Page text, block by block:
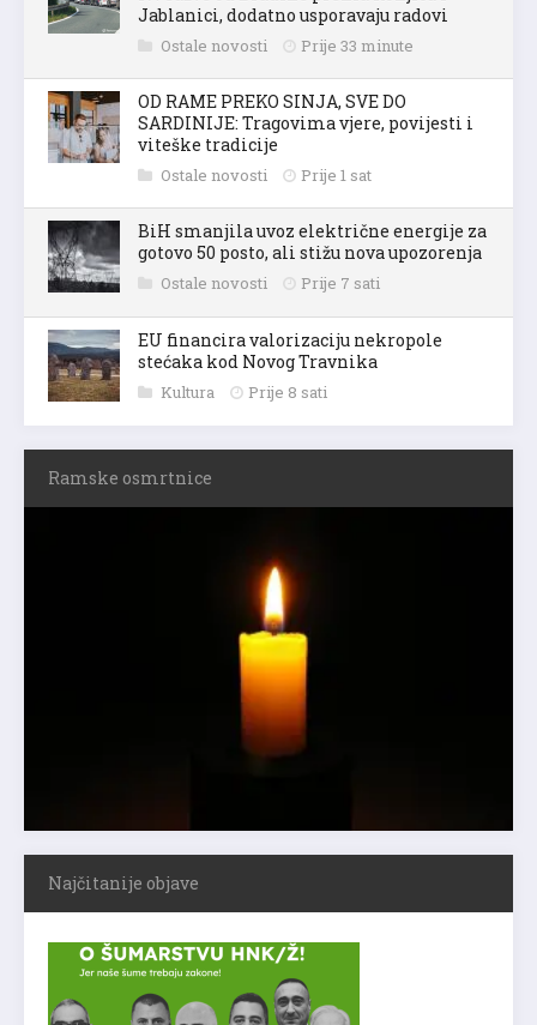
Jablanici, dodatno usporavaju radovi
Ostale novosti Prije 33 minute
OD RAME PREKO SINJA, SVE DO
SARDINIJE: Tragovima vjere, povijesti i
viteške tradicije
Ostale novosti Prije 1 sat
BiH smanjila uvoz električne energije za
gotovo 50 posto, ali stižu nova upozorenja
Ostale novosti Prije 7 sati
EU financira valorizaciju nekropole
stećaka kod Novog Travnika
Kultura Prije 8 sati
Ramske osmrtnice
Najčitanije objave